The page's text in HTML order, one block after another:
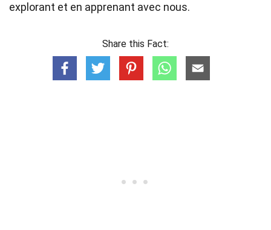
explorant et en apprenant avec nous.
Share this Fact: